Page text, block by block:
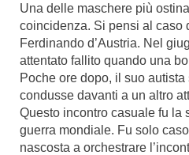
Una delle maschere più
coincidenza. Si pensi al caso
Ferdinando d’Austria. Nel
attentato fallito quando una
Poche ore dopo, il suo
condusse davanti a un altro
Questo incontro casuale fu la
guerra mondiale. Fu solo
nascosta a orchestrare